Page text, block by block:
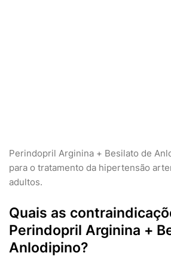
Perindopril Arginina + Besilato de
para o tratamento da hipertensão
adultos.
Quais as
Perindopril Arginina +
Anlodipino?